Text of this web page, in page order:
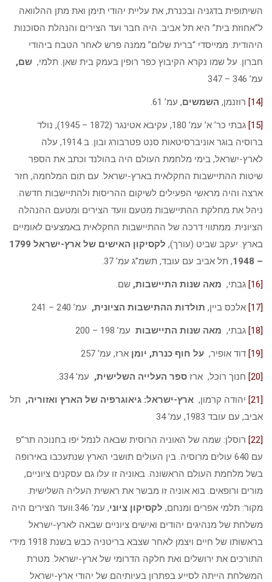
השיתופית בדגניה ובכנרת, את עליית יהודי תימן ואת מתן ההלוואה
ל”אחוזת בית” היא תל אביב. היה חבר ועד הצירים והנהלת הסוכנות
היהודית. ממייסדי “ברית שלום” ממנה פרש לאחר הטבח ביהודי
חברון. על שמו נקרא הקיבוץ כפר רופין בעמק בית שאן. תלמי, שם,
עמ’ 346 – 347
[14] רוזנמן, השמשים, עמ’ 61.
[15]
גבתי כר’ א’ עמ’ 180, עקיבא אטינגר (1872 – 1945), נולד
ברוסיה בוגר אוניברסיטאות סנט פטרבורג ובון. ב 1914, עלה
לארץ-ישראל, בימי מלחמת העולם היה בהולנד וכתב את הספר
שיטות ההתיישבות החקלאית בארץ-ישראל. עם תום המלחמה, חזר
ארצה והיה מראשי הפעילים לשיקום ההריסות ולהתיישבות חדשה.
ניהל את מחלקת ההתיישבות מטעם וועד הצירים ומטעם ההנהלה
הציונית. ממתווי דרכה של ההתיישבות החקלאית באמצעים לאומיים
בארץ. יעקב שביט (עורך), לקסיקון האישים של ארץ-ישראל 1799
– 1948
, תל אביב עם עובד, תשמ”ג עמ’ 37.
[16] גבתי, מאה שנות התיישבות, שם.
[17] אלכס ביין, תולדות ההתישבות הציונית, עמ’ 240 – 241
[18] גבתי, מאה שנות התיישבות עמ’ 198 – 200
[19] דוד אופיר, על חוף כנרת, יומן ארז, עמ’ 257
[20] חנוך רוכל, ארז ספר העלייה השלישית, עמ’ 334.
[21] יהודה קרמון, ארץ-ישראל: גיאוגרפיה של הארץ ואזוריה, תל
אביב, עם עובד 1983, עמ’ 34
[22]
רוסלן: שמה של האוניה הרוסית שבאה לנמל יפו בחנוכה תר”פ
עם 640 עולים מרוסיה. בין העולים תושבי הארץ שנתעכבו באירופה
בשל מלחמת העולם הראשונה. באוניה זו עלו גם עסקנים ציוניים,
מורים ורופאים. בוא אוניה זו מבשר את ראשית העליה השלישית.
מקור: תלמי אפרים ומנחם, לקסיקון ציוני
, עמ’ 346.וועד הצירים היה
משלחת של מנהיגים יהודים ואישים ציוניים שבאה לארץ-ישראל
בראשותו של חיים ויצמן לאחר שצבא בריטניה כבש בשנת 1918 מידי
התורכים את ירושלים ואת חלקה הדרומי של ארץ-ישראל. מטרת
המשלחת הייתה לסייע בפתרון בעיותיהם של יהודי ארץ-ישראל